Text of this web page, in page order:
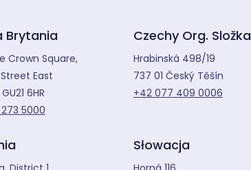
Brytania
Crown Square,
East
6HR
5000
Czechy Org. Složka
Hrabinská 498/19
737 01 Český Těšín
+42 077 409 0006
Słowacja